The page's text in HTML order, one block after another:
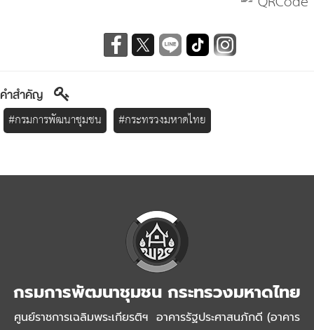
คำสำคัญ
#กรมการพัฒนาชุมชน #กระทรวงมหาดไทย
กรมการพัฒนาชุมชน กระทรวงมหาดไทย
ศูนย์ราชการเฉลิมพระเกียรติฯ อาคารรัฐประศาสนภักดี (อาคาร